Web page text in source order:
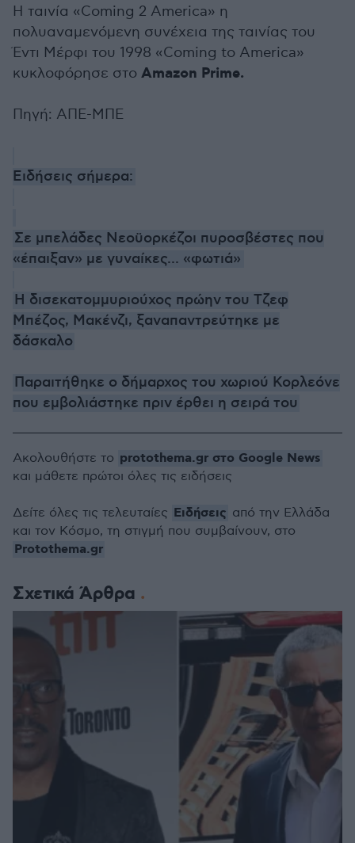
Η ταινία «Coming 2 America» η
πολυαναμενόμενη συνέχεια της ταινίας του
Έντι Μέρφι του 1998 «Coming to America»
κυκλοφόρησε στο Amazon Prime.
Πηγή: ΑΠΕ-ΜΠΕ
Ειδήσεις σήμερα:
Σε μπελάδες Νεοϋορκέζοι πυροσβέστες που
«έπαιξαν» με γυναίκες... «φωτιά»
Η δισεκατομμυριούχος πρώην του Τζεφ
Μπέζος, Μακένζι, ξαναπαντρεύτηκε με
δάσκαλο
Παραιτήθηκε ο δήμαρχος του χωριού Κορλεόνε
που εμβολιάστηκε πριν έρθει η σειρά του
Σχετικά Άρθρα
Ακολουθήστε το protothema.gr στο Google News
και μάθετε πρώτοι όλες τις ειδήσεις
Δείτε όλες τις τελευταίες Ειδήσεις από την Ελλάδα
και τον Κόσμο, τη στιγμή που συμβαίνουν, στο
Protothema.gr